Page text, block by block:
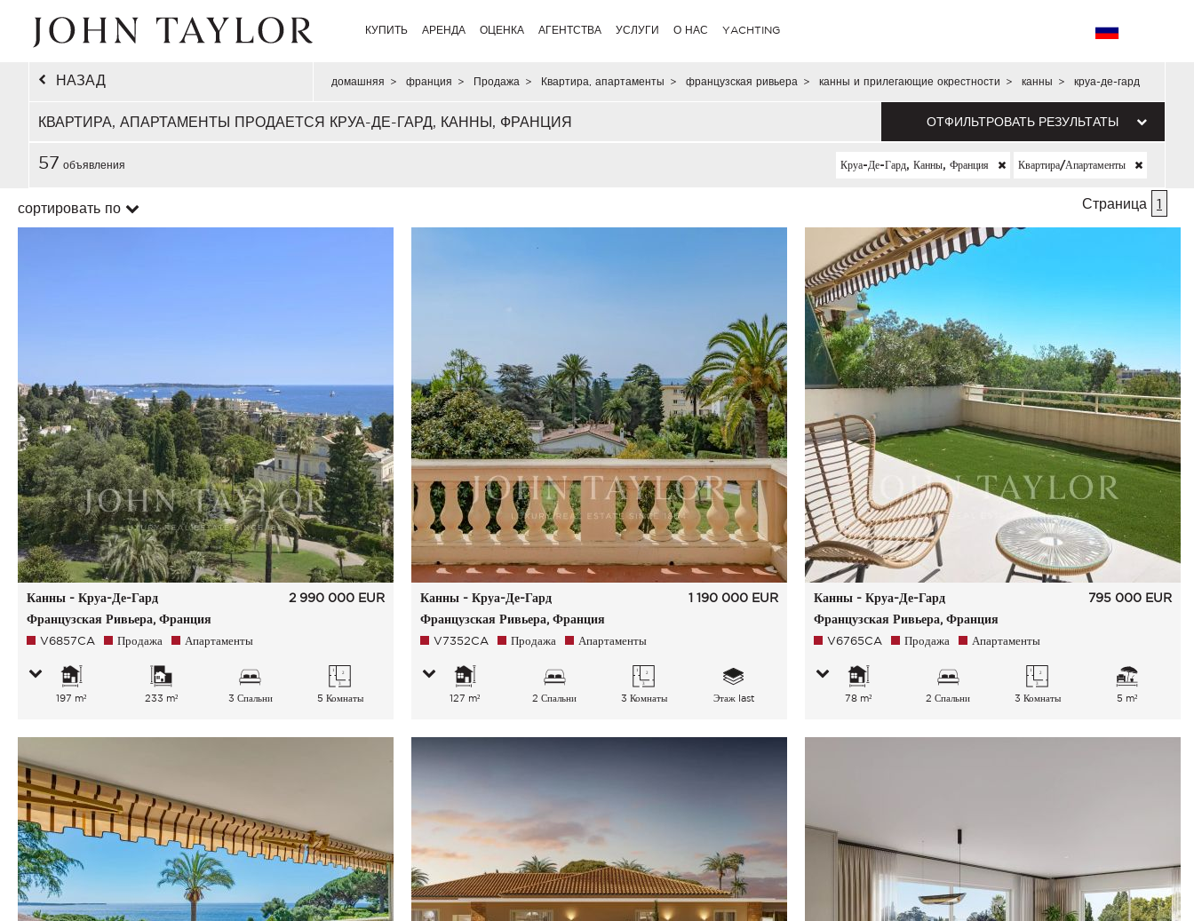
КУПИТЬ АРЕНДА ОЦЕНКА АГЕНТСТВА УСЛУГИ О НАС YACHTING
НАЗАД домашняя > франция > Продажа > Квартира, апартаменты > французская ривьера > канны и прилегающие окрестности > канны > круа-де-гард
КВАРТИРА, АПАРТАМЕНТЫ ПРОДАЕТСЯ КРУА-ДЕ-ГАРД, КАННЫ, ФРАНЦИЯ ОТФИЛЬТРОВАТЬ РЕЗУЛЬТАТЫ
57 объявления Круа-Де-Гард, Канны, Франция Квартира/апартаменты
сортировать по Страница 1
Канны - Круа-Де-Гард
Французская Ривьера, Франция
2 990 000 EUR
V6857CA Продажа Апартаменты
197 m² 233 m² 3 Спальни 5 Комнаты
Канны - Круа-Де-Гард
Французская Ривьера, Франция
1 190 000 EUR
V7352CA Продажа Апартаменты
127 m² 2 Спальни 3 Комнаты Этаж last
Канны - Круа-Де-Гард
Французская Ривьера, Франция
795 000 EUR
V6765CA Продажа Апартаменты
78 m² 2 Спальни 3 Комнаты 5 m²